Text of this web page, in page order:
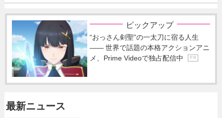
ピックアップ
“おっさん剣聖”の一太刀に宿る人生
―― 世界で話題の本格アクションアニ
メ、Prime Videoで独占配信中
P R
最新ニュース